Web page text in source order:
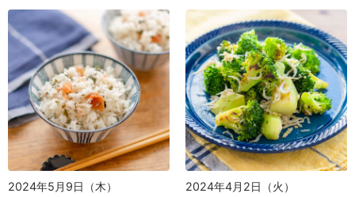
2024年5月9日（木） 2024年4月2日（火）